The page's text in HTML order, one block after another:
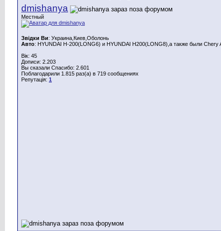
dmishanya
Местный
Звідки Ви: Украина,Киев,Оболонь
Авто: HYUNDAI H-200(LONG6) и HYUNDAI H200(LONG8),а также были Chery
Вік: 45
Дописи: 2.203
Вы сказали Спасибо: 2.601
Поблагодарили 1.815 раз(а) в 719 сообщениях
Репутація: 1